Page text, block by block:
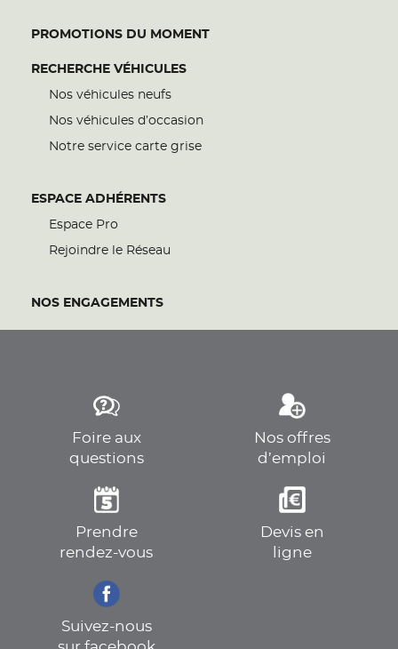
PROMOTIONS DU MOMENT
RECHERCHE VÉHICULES
Nos véhicules neufs
Nos véhicules d’occasion
Notre service carte grise
ESPACE ADHÉRENTS
Espace Pro
Rejoindre le Réseau
NOS ENGAGEMENTS
Foire aux
questions
Nos offres
d’emploi
Prendre
rendez-vous
Devis en
ligne
Suivez-nous